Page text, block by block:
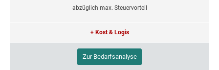
abzüglich max. Steuervorteil
+ Kost & Logis
Zur Bedarfsanalyse